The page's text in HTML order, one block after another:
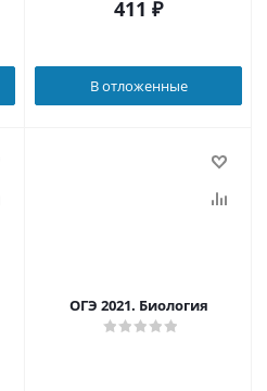
411 ₽
В отложенные
ОГЭ 2021. Биология